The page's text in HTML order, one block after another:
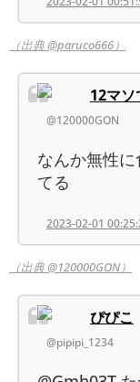
（出典 @paruco666）
12マソ
@120000GON
なんか無性
てる
2023-02-01
（出典 @120000GON）
ぴぴこ
@pipipi_1234